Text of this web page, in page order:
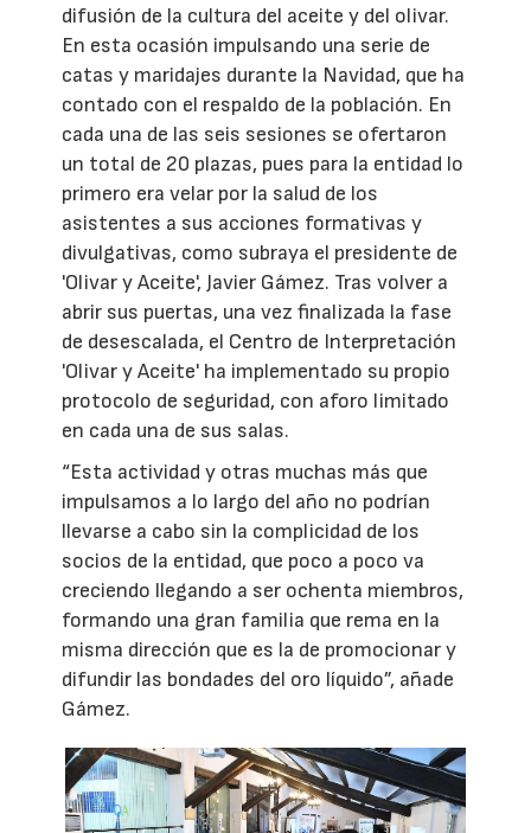
difusión de la cultura del aceite y del olivar.
En esta ocasión impulsando una serie de
catas y maridajes durante la Navidad, que ha
contado con el respaldo de la población. En
cada una de las seis sesiones se ofertaron
un total de 20 plazas, pues para la entidad lo
primero era velar por la salud de los
asistentes a sus acciones formativas y
divulgativas, como subraya el presidente de
'Olivar y Aceite', Javier Gámez. Tras volver a
abrir sus puertas, una vez finalizada la fase
de desescalada, el Centro de Interpretación
'Olivar y Aceite' ha implementado su propio
protocolo de seguridad, con aforo limitado
en cada una de sus salas.
“Esta actividad y otras muchas más que
impulsamos a lo largo del año no podrían
llevarse a cabo sin la complicidad de los
socios de la entidad, que poco a poco va
creciendo llegando a ser ochenta miembros,
formando una gran familia que rema en la
misma dirección que es la de promocionar y
difundir las bondades del oro líquido”, añade
Gámez.